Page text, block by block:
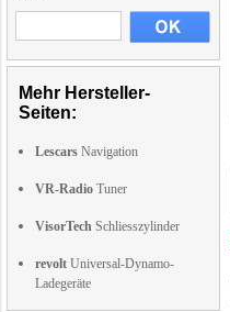
Mehr Hersteller-
Seiten:
Lescars Navigation
VR-Radio Tuner
VisorTech Schliesszylinder
revolt Universal-Dynamo-
Ladegeräte